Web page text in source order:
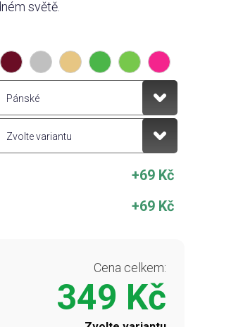
světě.
+69 Kč
+69 Kč
Cena celkem:
349 Kč